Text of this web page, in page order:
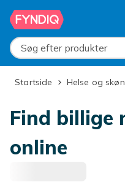
Spring til
Søg efter produkter
Startside Helse og
Find billige
online